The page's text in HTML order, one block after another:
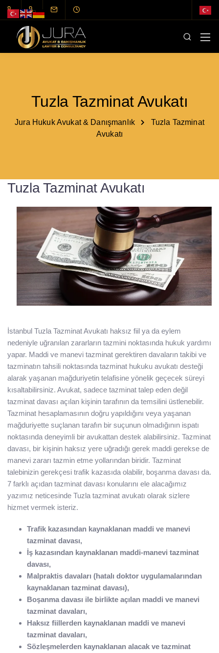
Tuzla Tazminat Avukatı
Jura Hukuk Avukat & Danışmanlık
Tuzla Tazminat
Avukatı
Tuzla Tazminat Avukatı
İstanbul Tuzla Tazminat Avukatı haksız fiil ya da eylem
nedeniyle uğranılan zararların tazmini noktasında hukuk yardımı
yapar. Maddi ve manevi tazminat gerektiren davaların takibi ve
tazminatın tahsili noktasında tazminat hukuku avukatı desteği
alarak yaşanan mağduriyetin telafisine yönelik geçecek süreyi
kısaltabilirsiniz. Avukat, sadece tazminat talep eden değil
tazminat davası açılan kişinin tarafının da temsilini üstlenebilir.
Tazminat hesaplamasının doğru yapıldığını veya yaşanan
mağduriyette suçlanan tarafın bir suçunun olmadığının ispatı
noktasında deneyimli bir avukattan destek alabilirsiniz. Tazminat
davası, bir kişinin haksız yere uğradığı gerek maddi gerekse de
manevi zararı tazmin etme yollarından biridir. Tazminat
talebinizin gerekçesi trafik kazasıda olabilir, boşanma davası da.
7 farklı açıdan tazminat davası konularını ele alacağımız
yazımız neticesinde Tuzla tazminat avukatı olarak sizlere
hizmet vermek isteriz.
Trafik kazasından kaynaklanan maddi ve manevi
tazminat davası,
İş kazasından kaynaklanan maddi-manevi tazminat
davası,
Malpraktis davaları (hatalı doktor uygulamalarından
kaynaklanan tazminat davası),
Boşanma davası ile birlikte açılan maddi ve manevi
tazminat davaları,
Haksız fiillerden kaynaklanan maddi ve manevi
tazminat davaları,
Sözleşmelerden kaynaklanan alacak ve tazminat